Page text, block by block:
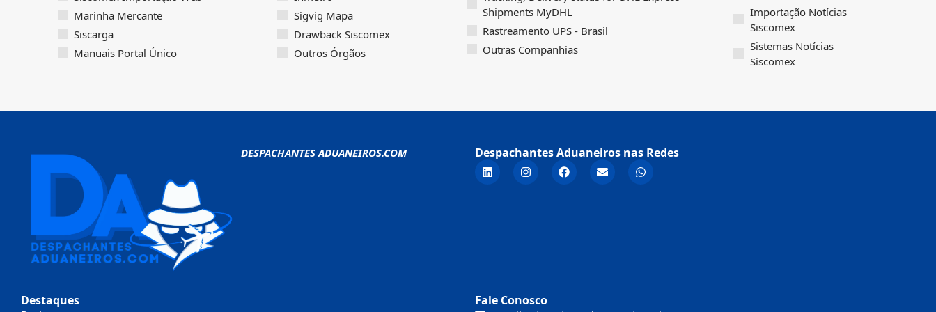
Marinha Mercante
Siscarga
Manuais Portal Único
Sigvig Mapa
Drawback Siscomex
Outros Órgãos
Shipments MyDHL
Rastreamento UPS - Brasil
Outras Companhias
Importação Notícias
Siscomex
Sistemas Notícias
Siscomex
DESPACHANTES ADUANEIROS.COM Despachantes Aduaneiros nas Redes
Destaques Fale Conosco